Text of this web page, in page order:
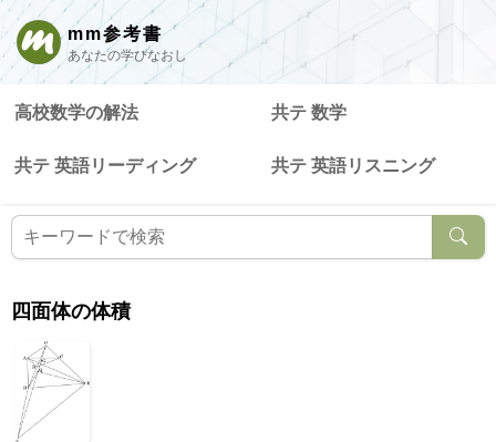
mm参考書
あなたの学びなおし
高校数学の解法 共テ 数学
共テ 英語リーディング 共テ 英語リスニング
四面体の体積